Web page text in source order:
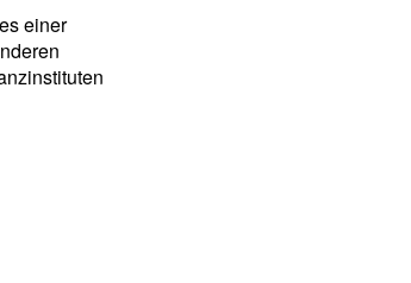
einer